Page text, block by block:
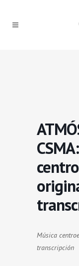
Música
transcripción